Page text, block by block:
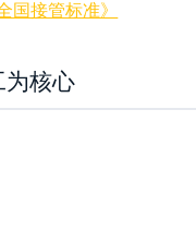
国接管标准》
核心